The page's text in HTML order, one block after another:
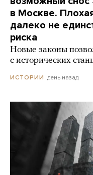
в Москве.
далеко не
риска
Новые законы
с исторических
ИСТОРИИ день назад